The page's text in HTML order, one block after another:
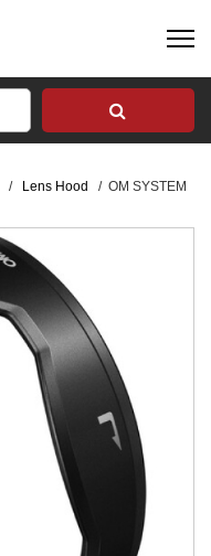
/ Lens Hood / OM SYSTEM